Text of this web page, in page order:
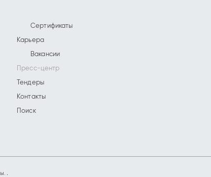
Сертификаты
Карьера
Вакансии
Пресс-центр
Тендеры
Контакты
Поиск